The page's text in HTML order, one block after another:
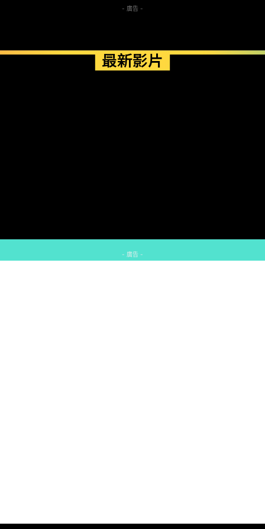
- 廣告 -
最新影片
- 廣告 -